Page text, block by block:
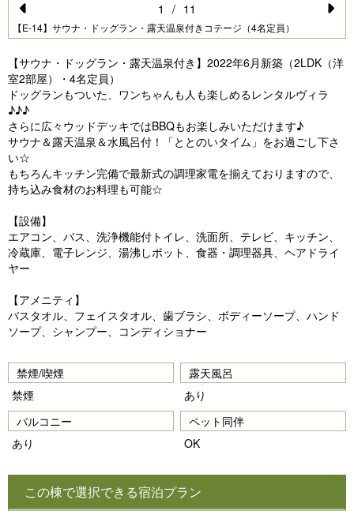
Pr
vi
o
u
s
【E-14】サウナ・ドッグラン・露天温泉付きコテージ（4名定員）
xt
1 / 11
【サウナ・ドッグラン・露天温泉付き】2022年6月新築（2LDK（洋
室2部屋）・4名定員）
ドッグランもついた、ワンちゃんも人も楽しめるレンタルヴィラ
♪♪♪
さらに広々ウッドデッキではBBQもお楽しみいただけます♪
サウナ＆露天温泉＆水風呂付！「ととのいタイム」をお過ごし下さ
い☆
もちろんキッチン完備で最新式の調理家電を揃えておりますので、
持ち込み食材のお料理も可能☆
【設備】
エアコン、バス、洗浄機能付トイレ、洗面所、テレビ、キッチン、
冷蔵庫、電子レンジ、湯沸しポット、食器・調理器具、ヘアドライ
ヤー
【アメニティ】
バスタオル、フェイスタオル、歯ブラシ、ボディーソープ、ハンド
ソープ、シャンプー、コンディショナー
禁煙/喫煙
禁煙
露天風呂
あり
バルコニー
あり
ペット同伴
OK
この棟で選択できる宿泊プラン